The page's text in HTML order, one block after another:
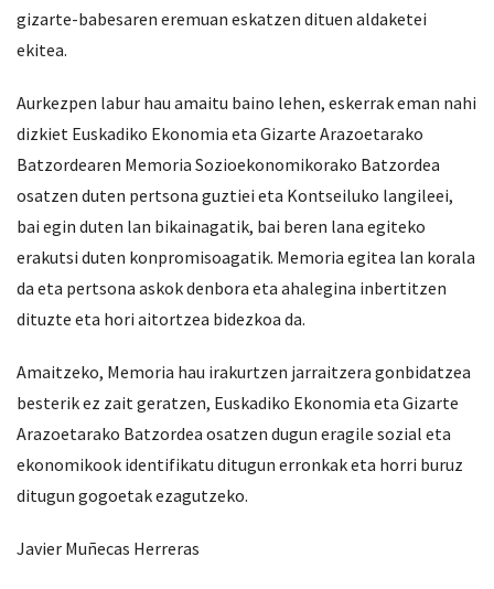
gizarte-babesaren eremuan eskatzen dituen aldaketei
ekitea.
Aurkezpen labur hau amaitu baino lehen, eskerrak eman nahi
dizkiet Euskadiko Ekonomia eta Gizarte Arazoetarako
Batzordearen Memoria Sozioekonomikorako Batzordea
osatzen duten pertsona guztiei eta Kontseiluko langileei,
bai egin duten lan bikainagatik, bai beren lana egiteko
erakutsi duten konpromisoagatik. Memoria egitea lan korala
da eta pertsona askok denbora eta ahalegina inbertitzen
dituzte eta hori aitortzea bidezkoa da.
Amaitzeko, Memoria hau irakurtzen jarraitzera gonbidatzea
besterik ez zait geratzen, Euskadiko Ekonomia eta Gizarte
Arazoetarako Batzordea osatzen dugun eragile sozial eta
ekonomikook identifikatu ditugun erronkak eta horri buruz
ditugun gogoetak ezagutzeko.
Javier Muñecas Herreras